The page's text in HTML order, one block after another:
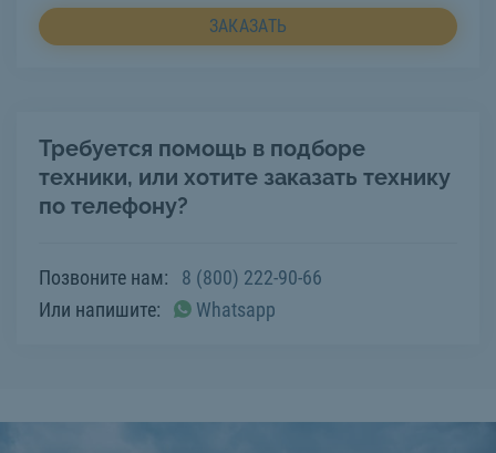
ЗАКАЗАТЬ
Требуется помощь в подборе
техники, или хотите заказать технику
по телефону?
Позвоните нам:
8 (800) 222-90-66
Или напишите:
Whatsapp